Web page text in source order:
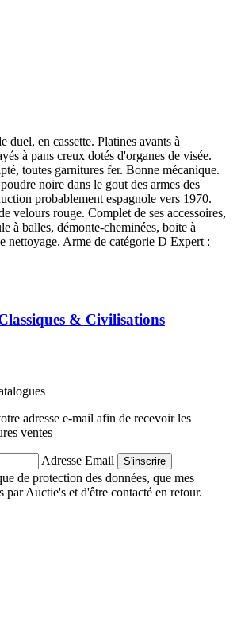
duel, en cassette. Platines avants à
à pans creux dotés d'organes de visée.
toutes garnitures fer. Bonne mécanique.
noire dans le gout des armes des
probablement espagnole vers 1970.
velours rouge. Complet de ses accessoires,
à balles, démonte-cheminées, boite à
nettoyage. Arme de catégorie D Expert :
& Civilisations
adresse e-mail afin de recevoir les
ventes
Adresse Email S'inscrire
de protection des données, que mes
par Auctie's et d'être contacté en retour.